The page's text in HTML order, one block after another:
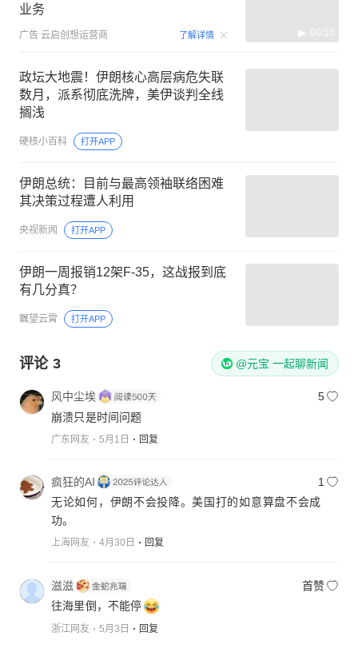
业务
广告 云启创想运营商 了解详情 00:15
政坛大地震！伊朗核心高层病危失联
数月，派系彻底洗牌，美伊谈判全线
搁浅
硬核小百科 打开APP
伊朗总统：目前与最高领袖联络困难
其决策过程遭人利用
央视新闻 打开APP
伊朗一周报销12架F-35，这战报到底
有几分真？
瞩望云霄 打开APP
评论 3 @元宝 一起聊新闻
风中尘埃
5
崩溃只是时间问题
广东网友 5月1日 回复
疯狂的AI
1
无论如何，伊朗不会投降。美国打的如意算盘不会成
功。
上海网友 4月30日 回复
滋滋
首赞
往海里倒，不能停
浙江网友 5月3日 回复